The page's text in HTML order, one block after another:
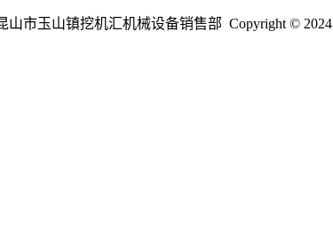
市玉山镇挖机汇机械设备销售部 Copyright © 2024